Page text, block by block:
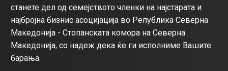
станете дел од семејството членки на најстарата и
најбројна бизнис асоцијација во Република Северна
Македонија - Стопанската комора на Северна
Македонија, со надеж дека ќе ги исполниме Вашите
барања.